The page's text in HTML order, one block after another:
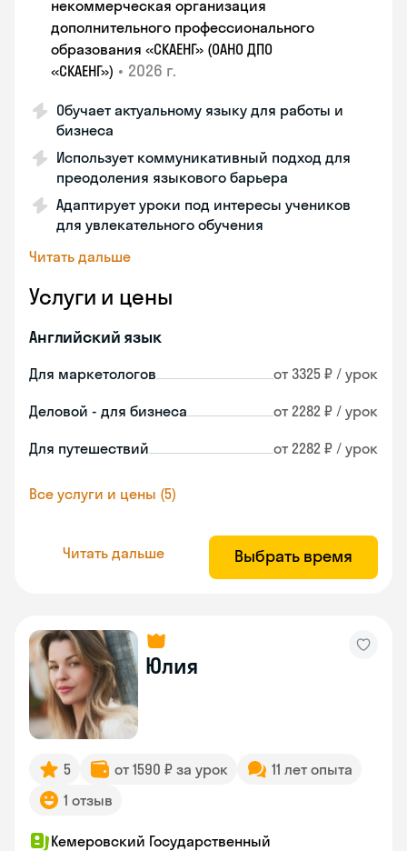
некоммерческая организация
дополнительного профессионального
образования «СКАЕНГ» (ОАНО ДПО
«СКАЕНГ») • 2026 г.
Обучает актуальному языку для работы и
бизнеса
Использует коммуникативный подход для
преодоления языкового барьера
Адаптирует уроки под интересы учеников
для увлекательного обучения
Читать дальше
Услуги и цены
Английский язык
Для маркетологов от 3325 ₽ / урок
Деловой - для бизнеса от 2282 ₽ / урок
Для путешествий от 2282 ₽ / урок
Все услуги и цены (5)
Читать дальше Выбрать время
Юлия
5 от 1590 ₽ за урок
11 лет опыта
1 отзыв
Кемеровский Государственный